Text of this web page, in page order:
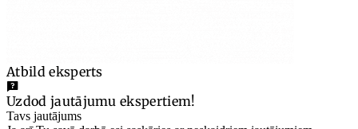
Atbild eksperts
Uzdod jautājumu ekspertiem!
Tavs jautājums